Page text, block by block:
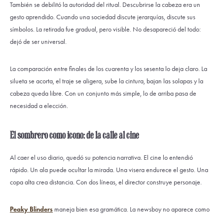
También se debilitó la autoridad del ritual. Descubrirse la cabeza era un
gesto aprendido. Cuando una sociedad discute jerarquías, discute sus
símbolos. La retirada fue gradual, pero visible. No desapareció del todo:
dejó de ser universal.
La comparación entre finales de los cuarenta y los sesenta lo deja claro. La
silueta se acorta, el traje se aligera, sube la cintura, bajan las solapas y la
cabeza queda libre. Con un conjunto más simple, lo de arriba pasa de
necesidad a elección.
El sombrero como icono: de la calle al cine
Al caer el uso diario, quedó su potencia narrativa. El cine lo entendió
rápido. Un ala puede ocultar la mirada. Una visera endurece el gesto. Una
copa alta crea distancia. Con dos líneas, el director construye personaje.
Peaky Blinders maneja bien esa gramática. La newsboy no aparece como